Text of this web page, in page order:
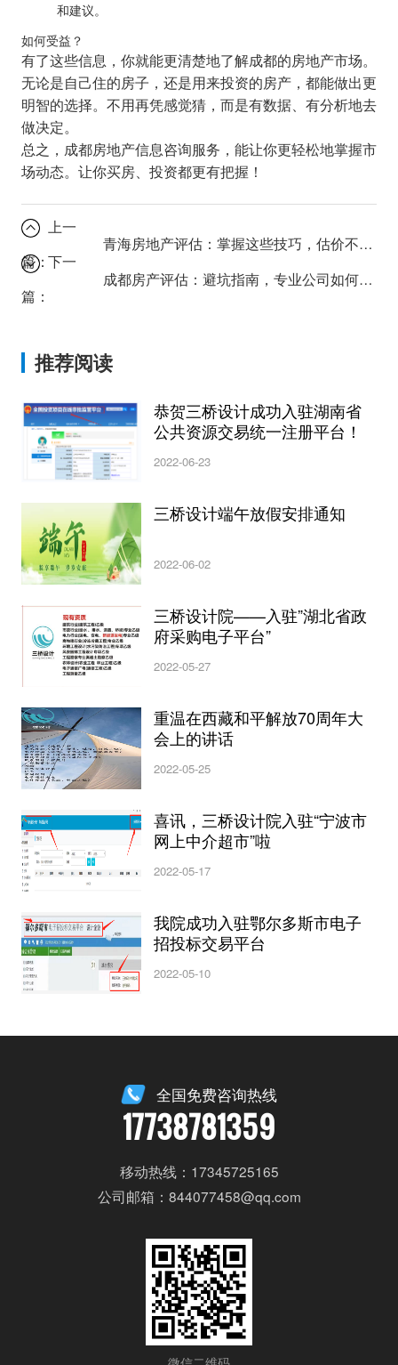
和建议。
如何受益？
有了这些信息，你就能更清楚地了解成都的房地产市场。
无论是自己住的房子，还是用来投资的房产，都能做出更
明智的选择。不用再凭感觉猜，而是有数据、有分析地去
做决定。
总之，成都房地产信息咨询服务，能让你更轻松地掌握市
场动态。让你买房、投资都更有把握！
上一
篇：
青海房地产评估：掌握这些技巧，估价不再被坑！
下一
篇：
成都房产评估：避坑指南，专业公司如何保障你的权益？
推荐阅读
恭贺三桥设计成功入驻湖南省
公共资源交易统一注册平台！
2022-06-23
三桥设计端午放假安排通知
2022-06-02
三桥设计院——入驻”湖北省政
府采购电子平台”
2022-05-27
重温在西藏和平解放70周年大
会上的讲话
2022-05-25
喜讯，三桥设计院入驻“宁波市
网上中介超市”啦
2022-05-17
我院成功入驻鄂尔多斯市电子
招投标交易平台
2022-05-10
全国免费咨询热线
17738781359
移动热线：17345725165
公司邮箱：844077458@qq.com